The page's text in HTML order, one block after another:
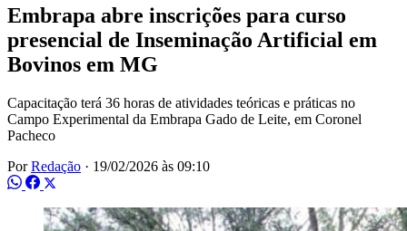
Embrapa abre inscrições para curso
presencial de Inseminação Artificial em
Bovinos em MG
Capacitação terá 36 horas de atividades teóricas e práticas no
Campo Experimental da Embrapa Gado de Leite, em Coronel
Pacheco
PorRedação · 19/02/2026 às 09:10